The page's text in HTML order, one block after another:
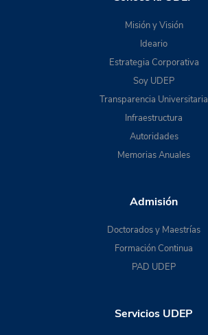
Misión y Visión
Ideario
Estrategia Corporativa
Soy UDEP
Transparencia Universitaria
Infraestructura
Autoridades
Memorias Anuales
Admisión
Doctorados y Maestrías
Formación Continua
PAD UDEP
Servicios UDEP